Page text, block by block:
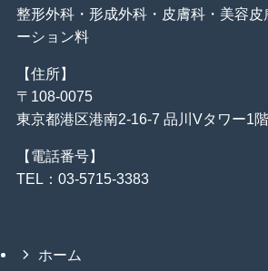
整形外科・形成外科・皮膚科・美容
ーション料
【住所】
〒108-0075
東京都港区港南2-16-7 品川Vタワー1階
【電話番号】
TEL：03-5715-3383
ホーム